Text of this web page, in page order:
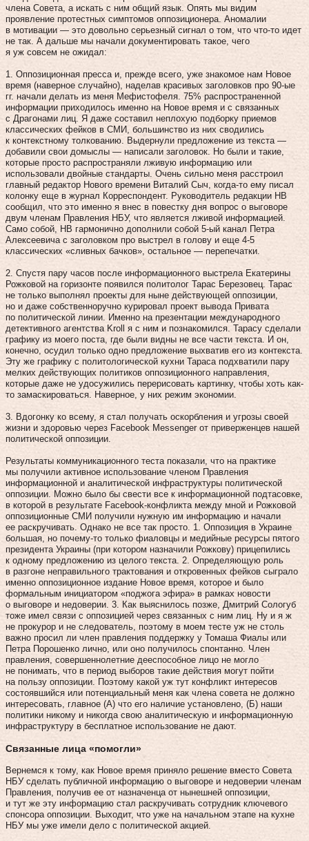
члена Совета, а искать с ним общий язык. Опять мы видим
проявление протестных симптомов оппозиционера. Аномалии
в мотивации — это довольно серьезный сигнал о том, что что-то идет
не так. А дальше мы начали документировать такое, чего
я уж совсем не ожидал:
1. Оппозиционная пресса и, прежде всего, уже знакомое нам Новое
время (наверное случайно), наделав красивых заголовков про 90-ые
гг. начали делать из меня Мефистофеля. 75% распространенной
информации приходилось именно на Новое время и с связанных
с Драгонами лиц. Я даже составил неплохую подборку приемов
классических фейков в СМИ, большинство из них сводились
к контекстному толкованию. Выдернули предложение из текста —
добавили свои домыслы — написали заголовок. Но были и такие,
которые просто распространяли лживую информацию или
использовали двойные стандарты. Очень сильно меня расстроил
главный редактор Нового времени Виталий Сыч, когда-то ему писал
колонку еще в журнал Корреспондент. Руководитель редакции НВ
сообщил, что это именно я внес в повестку дня вопрос о выговоре
двум членам Правления НБУ, что является лживой информацией.
Само собой, НВ гармонично дополнили собой 5-ый канал Петра
Алексеевича с заголовком про выстрел в голову и еще 4-5
классических «сливных бачков», остальное — перепечатки.
2. Спустя пару часов после информационного выстрела Екатерины
Рожковой на горизонте появился политолог Тарас Березовец. Тарас
не только выполнял проекты для ныне действующей оппозиции,
но и даже собственноручно курировал проект вывода Привата
по политической линии. Именно на презентации международного
детективного агентства Kroll я с ним и познакомился. Тарасу сделали
графику из моего поста, где были видны не все части текста. И он,
конечно, осудил только одно предложение выхватив его из контекста.
Эту же графику с политологической кухни Тараса подхватили пару
мелких действующих политиков оппозиционного направления,
которые даже не удосужились перерисовать картинку, чтобы хоть как-
то замаскироваться. Наверное, у них режим экономии.
3. Вдогонку ко всему, я стал получать оскорбления и угрозы своей
жизни и здоровью через Facebook Messenger от приверженцев нашей
политической оппозиции.
Результаты коммуникационного теста показали, что на практике
мы получили активное использование членом Правления
информационной и аналитической инфраструктуры политической
оппозиции. Можно было бы свести все к информационной подтасовке,
в которой в результате Facebook-конфликта между мной и Рожковой
оппозиционные СМИ получили нужную им информацию и начали
ее раскручивать. Однако не все так просто. 1. Оппозиция в Украине
большая, но почему-то только фиаловцы и медийные ресурсы пятого
президента Украины (при котором назначили Рожкову) прицепились
к одному предложению из целого текста. 2. Определяющую роль
в разгоне неправильного трактования и откровенных фейков сыграло
именно оппозиционное издание Новое время, которое и было
формальным инициатором «поджога эфира» в рамках новости
о выговоре и недоверии. 3. Как выяснилось позже, Дмитрий Сологуб
тоже имел связи с оппозицией через связанных с ним лиц. Ну и я ж
не прокурор и не следователь, поэтому в моем тесте уж не столь
важно просил ли член правления поддержку у Томаша Фиалы или
Петра Порошенко лично, или оно получилось спонтанно. Член
правления, совершеннолетние дееспособное лицо не могло
не понимать, что в период выборов такие действия могут пойти
на пользу оппозиции. Поэтому какой уж тут конфликт интересов
состоявшийся или потенциальный меня как члена совета не должно
интересовать, главное (А) что его наличие установлено, (Б) наши
политики никому и никогда свою аналитическую и информационную
инфраструктуру в бесплатное использование не дают.
Связанные лица «помогли»
Вернемся к тому, как Новое время приняло решение вместо Совета
НБУ сделать публичной информацию о выговоре и недоверии членам
Правления, получив ее от назначенца от нынешней оппозиции,
и тут же эту информацию стал раскручивать сотрудник ключевого
спонсора оппозиции. Выходит, что уже на начальном этапе на кухне
НБУ мы уже имели дело с политической акцией.